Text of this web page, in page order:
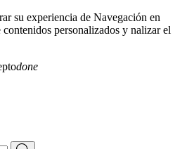
su experiencia de Navegación en
personalizados y nalizar el
done